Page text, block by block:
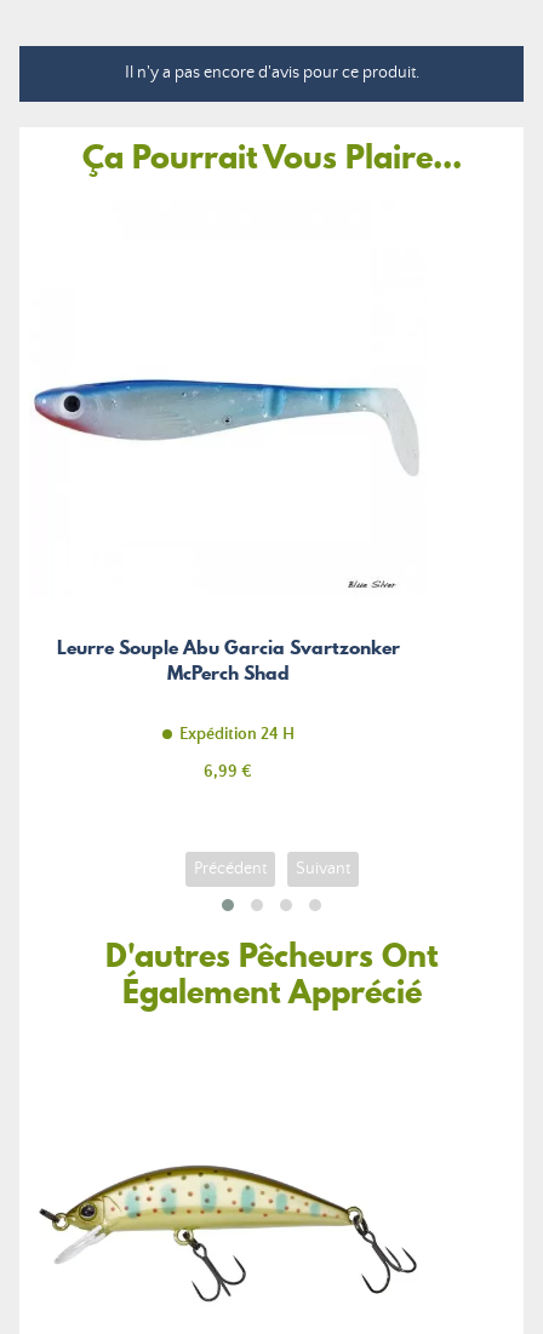
Il n'y a pas encore d'avis pour ce produit.
Ça Pourrait Vous Plaire...
Leurre Souple Abu Garcia Svartzonker
McPerch Shad
Expédition 24 H
Prix
6,99 €
Précédent Suivant
D'autres Pêcheurs Ont
Également Apprécié